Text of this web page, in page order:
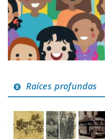
Raíces profundas